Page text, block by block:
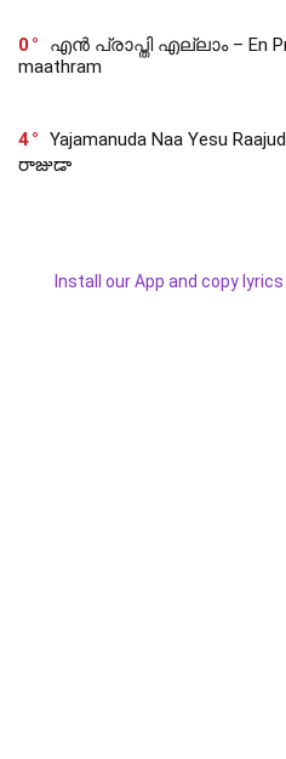
0
എൻ പ്രാപ്തി എല്ലാം – En
maathram
4
Yajamanuda Naa Yesu
రాజుడా
Install our App and copy lyrics